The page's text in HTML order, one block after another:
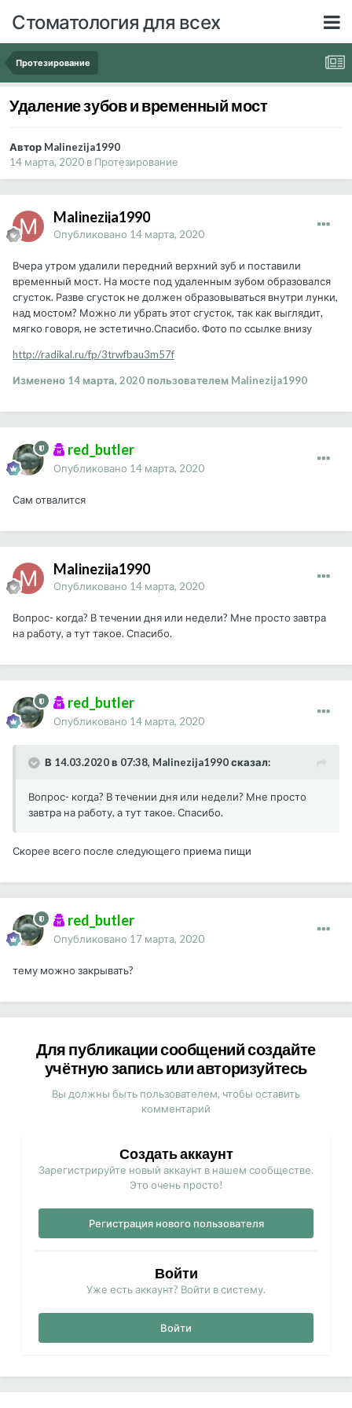
Стоматология для всех
Протезирование
Удаление зубов и временный мост
Автор Malinezija1990
14 марта, 2020 в Протезирование
Malinezija1990
Опубликовано 14 марта, 2020
Вчера утром удалили передний верхний зуб и поставили
временный мост. На мосте под удаленным зубом образовался
сгусток. Разве сгусток не должен образовываться внутри лунки,
над мостом? Можно ли убрать этот сгусток, так как выглядит,
мягко говоря, не эстетично.Спасибо. Фото по ссылке внизу
http://radikal.ru/fp/3trwfbau3m57f
Изменено 14 марта, 2020пользователем Malinezija1990
red_butler
Опубликовано 14 марта, 2020
Сам отвалится
Malinezija1990
Опубликовано 14 марта, 2020
Вопрос- когда? В течении дня или недели? Мне просто завтра
на работу, а тут такое. Спасибо.
red_butler
Опубликовано 14 марта, 2020
В 14.03.2020 в 07:38, Malinezija1990 сказал:
Вопрос- когда? В течении дня или недели? Мне просто
завтра на работу, а тут такое. Спасибо.
Скорее всего после следующего приема пищи
red_butler
Опубликовано 17 марта, 2020
тему можно закрывать?
Для публикации сообщений создайте
учётную запись или авторизуйтесь
Вы должны быть пользователем, чтобы оставить
комментарий
Создать аккаунт
Зарегистрируйте новый аккаунт в нашем сообществе.
Это очень просто!
Регистрация нового пользователя
Войти
Уже есть аккаунт? Войти в систему.
Войти